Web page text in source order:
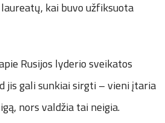
kai buvo užfiksuota
Rusijos lyderio sveikatos
jis gali sunkiai sirgti – vieni įtaria
nors valdžia tai neigia.